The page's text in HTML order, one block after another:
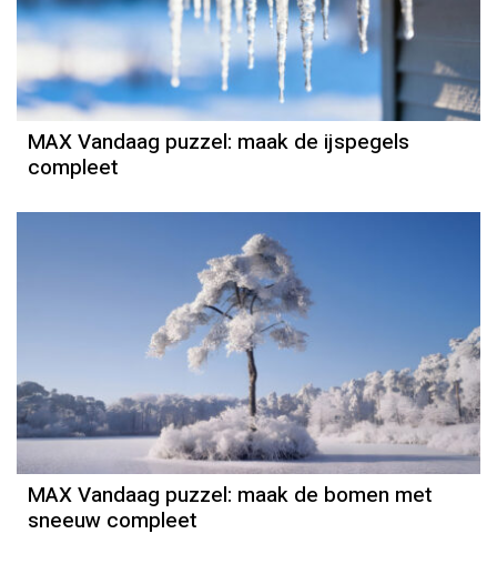
MAX Vandaag puzzel: maak de ijspegels
compleet
MAX Vandaag puzzel: maak de bomen met
sneeuw compleet